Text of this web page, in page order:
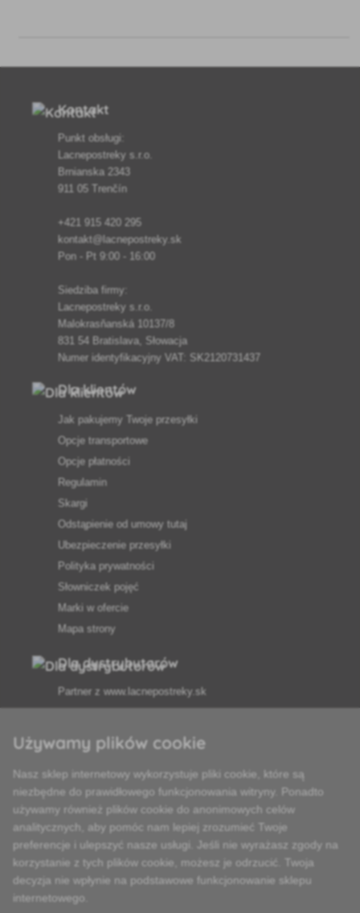
Kontakt
Punkt obsługi:
Lacnepostreky s.r.o.
Brnianska 2343
911 05 Trenčín
+421 915 420 295
kontakt@lacnepostreky.sk
Pon - Pt 9:00 - 16:00
Siedziba firmy:
Lacnepostreky s.r.o.
Malokrasňanská 10137/8
831 54 Bratislava, Słowacja
Numer identyfikacyjny VAT: SK2120731437
Dla klientów
Jak pakujemy Twoje przesyłki
Opcje transportowe
Opcje płatności
Regulamin
Skargi
Odstąpienie od umowy tutaj
Ubezpieczenie przesyłki
Polityka prywatności
Słowniczek pojęć
Marki w ofercie
Mapa strony
Dla dystrybutorów
Partner z www.lacnepostreky.sk
Zawsze służymy fachową poradą
Używamy plików cookie
Nasz sklep internetowy wykorzystuje pliki cookie, które są
niezbędne do prawidłowego funkcjonowania witryny. Ponadto
używamy również plików cookie do anonimowych celów
analitycznych, aby pomóc nam lepiej zrozumieć Twoje
preferencje i ulepszyć nasze usługi. Jeśli nie wyrażasz zgody na
korzystanie z tych plików cookie, możesz je odrzucić. Twoja
decyzja nie wpłynie na podstawowe funkcjonowanie sklepu
internetowego.